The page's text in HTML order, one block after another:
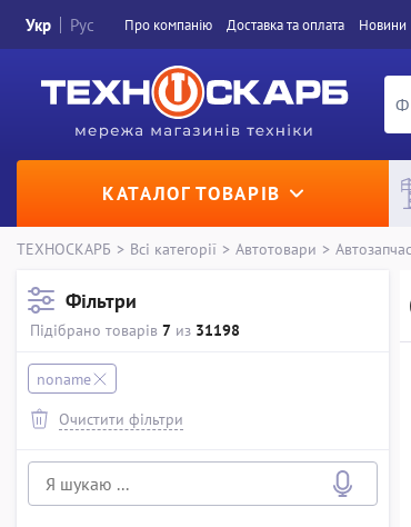
Укр Рус Про компанiю Доставка та оплата Новини
КАТАЛОГ ТОВАРІВ
ТЕХНОСКАРБ > Всі категорії > Автотовари >
Фільтри
Підібрано товарів 7 из 31198
noname
Очистити фільтри